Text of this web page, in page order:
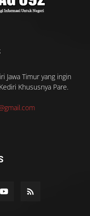
Jawa Timur yang ingin
Khususnya Pare.